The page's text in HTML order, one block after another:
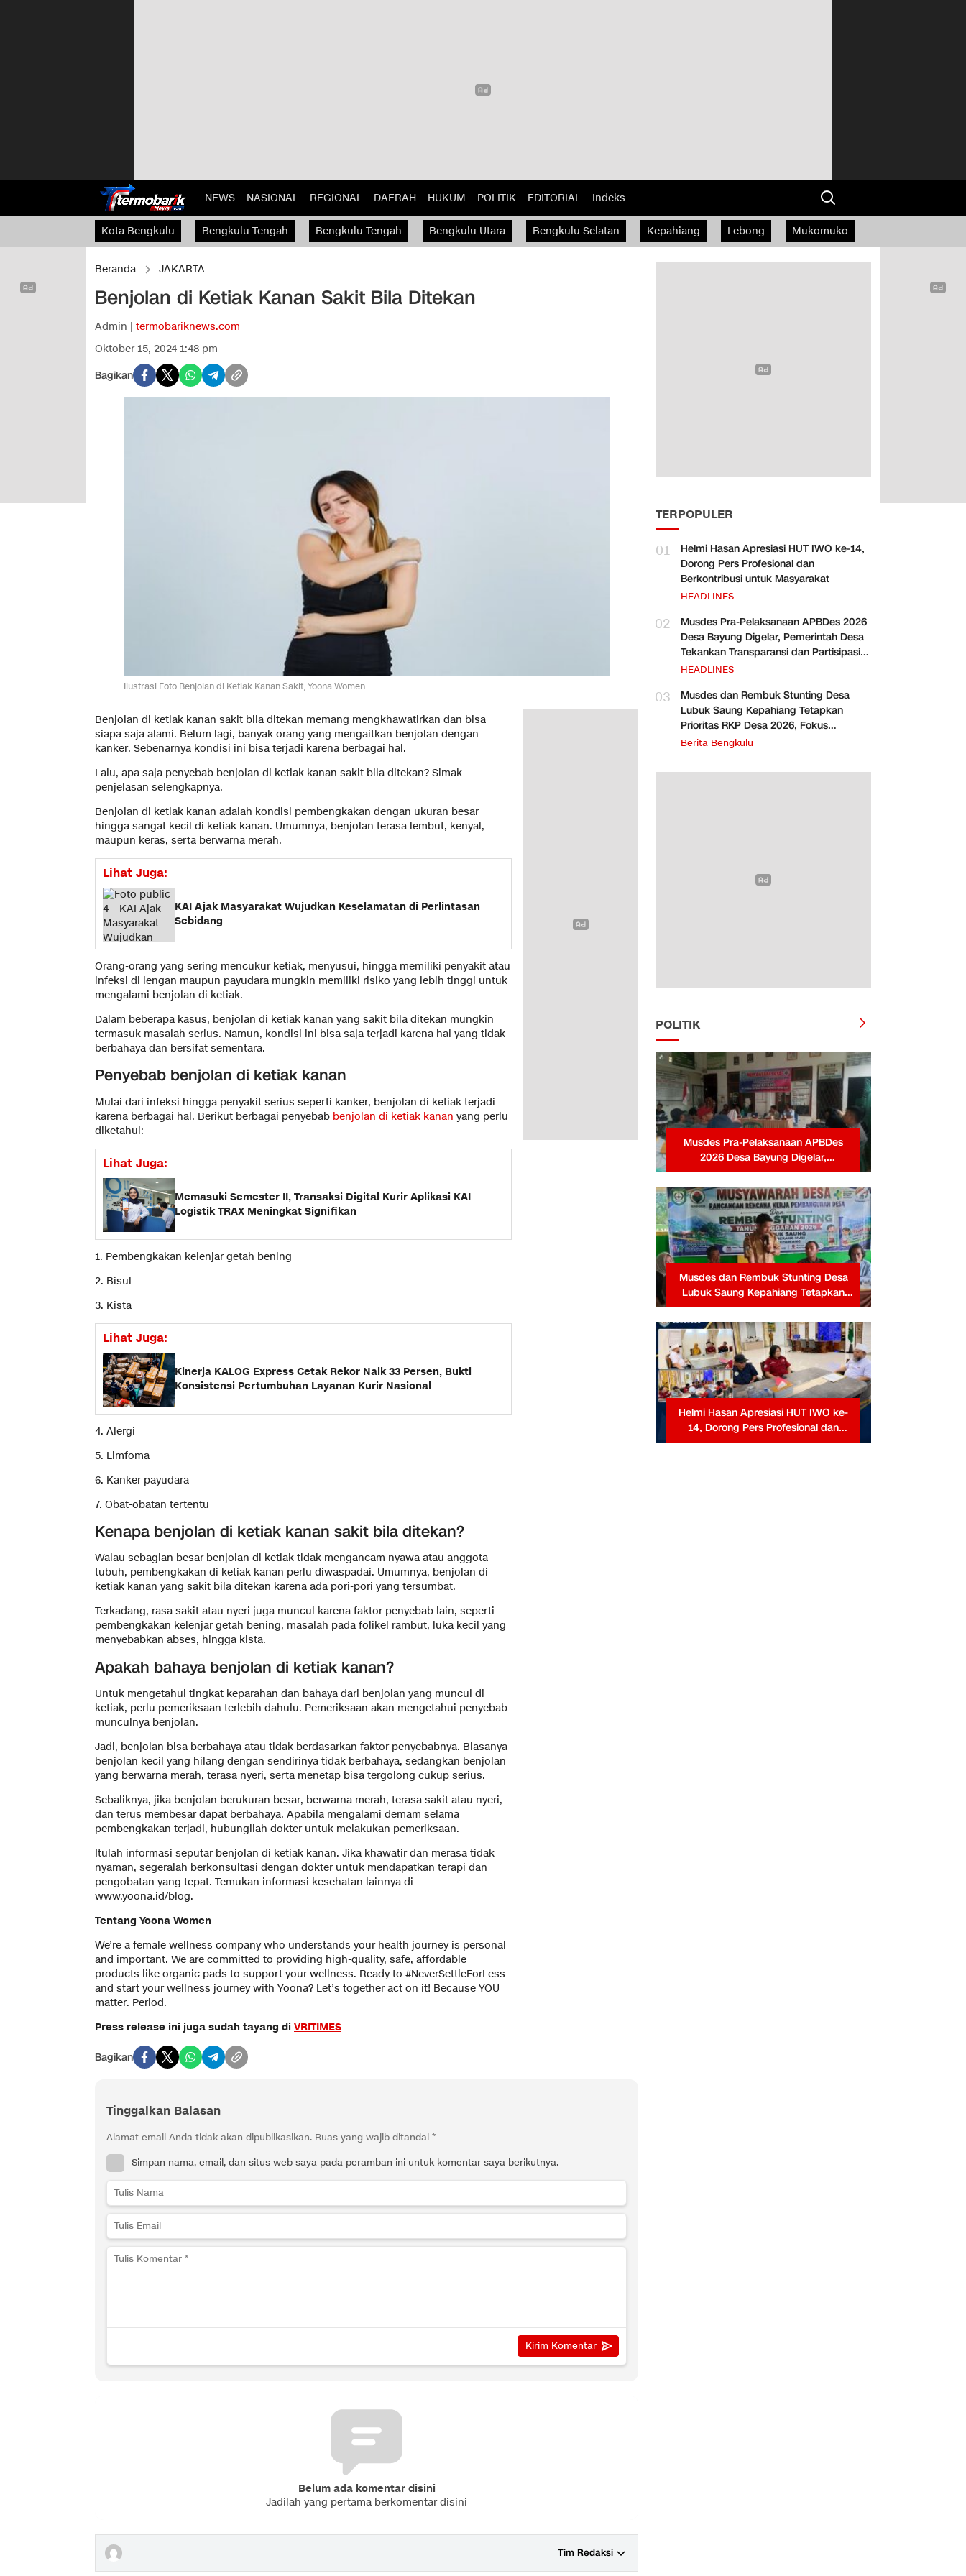
NEWS NASIONAL REGIONAL DAERAH HUKUM POLITIK EDITORIAL Indeks
Kota Bengkulu Bengkulu Tengah Bengkulu Tengah Bengkulu Utara Bengkulu Selatan Kepahiang Lebong Mukomuko
Beranda JAKARTA
Benjolan di Ketiak Kanan Sakit Bila Ditekan
Admin | termobariknews.com
Oktober 15, 2024 1:48 pm
Bagikan
Ilustrasi Foto Benjolan di Ketiak Kanan Sakit, Yoona Women
Benjolan di ketiak kanan sakit bila ditekan memang mengkhawatirkan dan bisa
siapa saja alami. Belum lagi, banyak orang yang mengaitkan benjolan dengan
kanker. Sebenarnya kondisi ini bisa terjadi karena berbagai hal.
Lalu, apa saja penyebab benjolan di ketiak kanan sakit bila ditekan? Simak
penjelasan selengkapnya.
Benjolan di ketiak kanan adalah kondisi pembengkakan dengan ukuran besar
hingga sangat kecil di ketiak kanan. Umumnya, benjolan terasa lembut, kenyal,
maupun keras, serta berwarna merah.
Lihat Juga:
KAI Ajak Masyarakat Wujudkan Keselamatan di Perlintasan
Sebidang
Orang-orang yang sering mencukur ketiak, menyusui, hingga memiliki penyakit atau
infeksi di lengan maupun payudara mungkin memiliki risiko yang lebih tinggi untuk
mengalami benjolan di ketiak.
Dalam beberapa kasus, benjolan di ketiak kanan yang sakit bila ditekan mungkin
termasuk masalah serius. Namun, kondisi ini bisa saja terjadi karena hal yang tidak
berbahaya dan bersifat sementara.
Penyebab benjolan di ketiak kanan
Mulai dari infeksi hingga penyakit serius seperti kanker, benjolan di ketiak terjadi
karena berbagai hal. Berikut berbagai penyebab benjolan di ketiak kanan yang perlu
diketahui:
Lihat Juga:
Memasuki Semester II, Transaksi Digital Kurir Aplikasi KAI
Logistik TRAX Meningkat Signifikan
1. Pembengkakan kelenjar getah bening
2. Bisul
3. Kista
Lihat Juga:
Kinerja KALOG Express Cetak Rekor Naik 33 Persen, Bukti
Konsistensi Pertumbuhan Layanan Kurir Nasional
4. Alergi
5. Limfoma
6. Kanker payudara
7. Obat-obatan tertentu
Kenapa benjolan di ketiak kanan sakit bila ditekan?
Walau sebagian besar benjolan di ketiak tidak mengancam nyawa atau anggota
tubuh, pembengkakan di ketiak kanan perlu diwaspadai. Umumnya, benjolan di
ketiak kanan yang sakit bila ditekan karena ada pori-pori yang tersumbat.
Terkadang, rasa sakit atau nyeri juga muncul karena faktor penyebab lain, seperti
pembengkakan kelenjar getah bening, masalah pada folikel rambut, luka kecil yang
menyebabkan abses, hingga kista.
Apakah bahaya benjolan di ketiak kanan?
Untuk mengetahui tingkat keparahan dan bahaya dari benjolan yang muncul di
ketiak, perlu pemeriksaan terlebih dahulu. Pemeriksaan akan mengetahui penyebab
munculnya benjolan.
Jadi, benjolan bisa berbahaya atau tidak berdasarkan faktor penyebabnya. Biasanya
benjolan kecil yang hilang dengan sendirinya tidak berbahaya, sedangkan benjolan
yang berwarna merah, terasa nyeri, serta menetap bisa tergolong cukup serius.
Sebaliknya, jika benjolan berukuran besar, berwarna merah, terasa sakit atau nyeri,
dan terus membesar dapat berbahaya. Apabila mengalami demam selama
pembengkakan terjadi, hubungilah dokter untuk melakukan pemeriksaan.
Itulah informasi seputar benjolan di ketiak kanan. Jika khawatir dan merasa tidak
nyaman, segeralah berkonsultasi dengan dokter untuk mendapatkan terapi dan
pengobatan yang tepat. Temukan informasi kesehatan lainnya di
www.yoona.id/blog.
Tentang Yoona Women
We’re a female wellness company who understands your health journey is personal
and important. We are committed to providing high-quality, safe, affordable
products like organic pads to support your wellness. Ready to #NeverSettleForLess
and start your wellness journey with Yoona? Let’s together act on it! Because YOU
matter. Period.
Press release ini juga sudah tayang di VRITIMES
Bagikan
Tinggalkan Balasan
Alamat email Anda tidak akan dipublikasikan. Ruas yang wajib ditandai *
Simpan nama, email, dan situs web saya pada peramban ini untuk komentar saya berikutnya.
Belum ada komentar disini
Jadilah yang pertama berkomentar disini
Tim Redaksi
TERPOPULER
01
Helmi Hasan Apresiasi HUT IWO ke-14,
Dorong Pers Profesional dan
Berkontribusi untuk Masyarakat
HEADLINES
02
Musdes Pra-Pelaksanaan APBDes 2026
Desa Bayung Digelar, Pemerintah Desa
Tekankan Transparansi dan Partisipasi
Warga
HEADLINES
03
Musdes dan Rembuk Stunting Desa
Lubuk Saung Kepahiang Tetapkan
Prioritas RKP Desa 2026, Fokus
Infrastruktur dan Penurunan Stunting
Berita Bengkulu
POLITIK
Musdes Pra-Pelaksanaan APBDes
2026 Desa Bayung Digelar,
Pemerintah Desa Tekankan
Transparansi dan Partisipasi Warga
Musdes dan Rembuk Stunting Desa
Lubuk Saung Kepahiang Tetapkan
Prioritas RKP Desa 2026, Fokus
Infrastruktur dan Penurunan Stunting
Helmi Hasan Apresiasi HUT IWO ke-
14, Dorong Pers Profesional dan
Berkontribusi untuk Masyarakat